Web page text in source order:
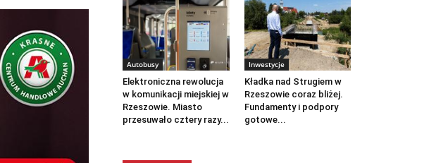
Autobusy
Elektroniczna rewolucja
w komunikacji miejskiej w
Rzeszowie. Miasto
przesuwało cztery razy...
Inwestycje
Kładka nad Strugiem w
Rzeszowie coraz bliżej.
Fundamenty i podpory
gotowe...